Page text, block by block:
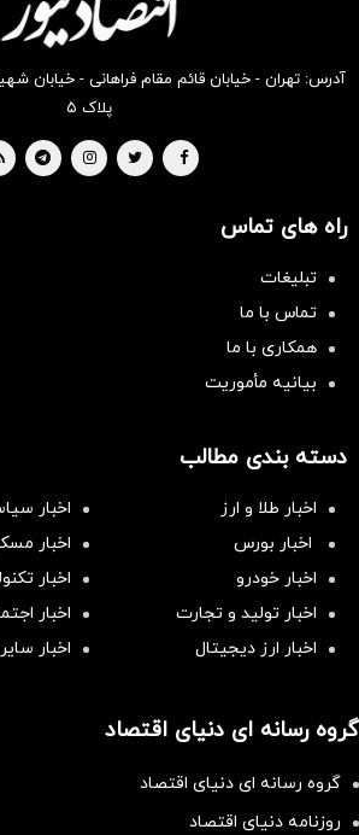
آدرس: تهران - خیابان قائم مقام فراهانی -
پلاک ۵
راه های تماس
تبلیغات
تماس با ما
همکاری با ما
بیانیه مأموریت
دسته بندی مطالب
اخبار طلا و ارز
اخبار
اخبار بورس
اخبار
اخبار خودرو
اخبار
اخبار تولید و تجارت
اخبار
اخبار ارز دیجیتال
اخبار
گروه رسانه ای دنیای اقتصاد
گروه رسانه ای دنیای اقتصاد
روزنامه دنیای اقتصاد